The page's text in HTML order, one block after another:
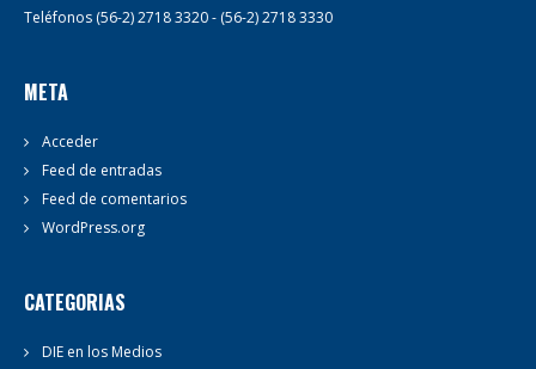
Teléfonos (56-2) 2718 3320 - (56-2) 2718 3330
META
Acceder
Feed de entradas
Feed de comentarios
WordPress.org
CATEGORIAS
DIE en los Medios